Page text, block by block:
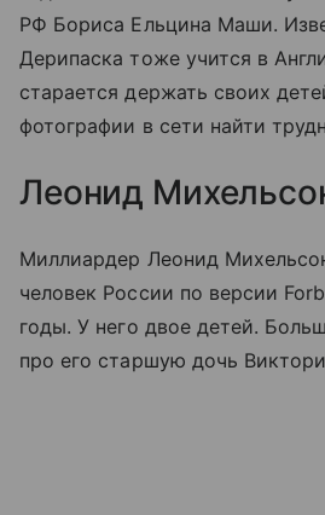
РФ Бориса Ельцина Маши.
Дерипаска тоже учится в
старается держать своих
фотографии в сети найти
Леонид
Миллиардер Леонид
человек России по версии
годы. У него двое детей.
про его старшую дочь